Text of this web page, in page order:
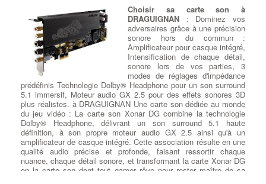
utilisé pour lancer des attaques DDoS massives.
Emotet : C'était un cheval de Troie bancaire qui a évolué pour
devenir l'un des malwares les plus polyvalents et dangereux. Il
pouvait être utilisé pour voler des informations, propager d'autres
malwares et lancer des attaques de phishing.
Il est important de noter que de nouveaux virus et malwares
peuvent apparaître à tout moment, et la nature des menaces
informatiques évolue constamment. Les utilisateurs doivent donc
rester vigilants, garder leur système et leurs logiciels à jour,
utiliser des solutions de sécurité fiables, et faire preuve de
prudence lorsqu'ils naviguent sur Internet et ouvrent des fichiers
provenant de sources inconnues.
Nos prestations sur PC
Ajouter ou Remplacer des
cartes d’extension Pcie:Ajout
l’usure normale ou que les embouts d’adaptateur universel ne
s’ajustent pas parfaitement, ce qui provoque l’enroulement du
jack, ce qui affaiblit les joints de soudure et endommage le jack.
à DRAGUIGNAN Lorsque le connecteur DV est desserrée,
l'étape la plus importante consiste à cesser de la faire bouger et
à la remplacer ou à la refaire. Ainsi RCS proposela réparation
de votre carte mère
si le connecteur d'alimentation pour
ordinateur portable ne fonctionne pas. : Réparateur Pour Ordi
Portable
Changement de disque dur sur PC
Portables
Dépanner et changer le SSD de
votre ordinateur: Remplacement
de Disque Dur et SSD : Nous
Choisir sa carte son à
DRAGUIGNAN : Dominez vos
adversaires grâce à une précision
sonore hors du commun :
Amplificateur pour casque intégré,
Intensification de chaque détail,
sonore lors de vos parties, 3
modes de réglages d'impédance
prédéfinis Technologie Dolby® Headphone pour un son surround
5.1 immersif, Moteur audio GX 2.5 pour des effets sonores 3D
plus réalistes. à DRAGUIGNAN Une carte son dédiée au monde
du jeu vidéo : La carte son Xonar DG combine la technologie
Dolby® Headphone, délivrant un son surround 5.1 haute
définition, à son propre moteur audio GX 2.5 ainsi qu'à un
amplificateur de casque intégré. Cette association résulte en une
qualité audio précise et profonde, faisant ressortir chaque
nuance, chaque détail sonore, et transformant la carte Xonar DG
en la carte son dont tout gamer rêve pour rester maître de sa